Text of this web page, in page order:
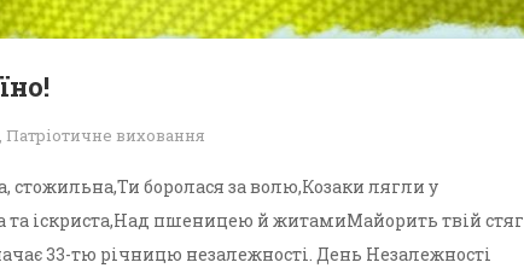
, Патріотичне виховання
стожильна,Ти боролася за волю,Козаки лягли у
та іскриста,Над пшеницею й житамиМайорить твій стяг
33-тю річницю незалежності. День Незалежності